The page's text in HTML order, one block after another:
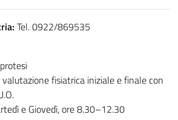
Tel. 0922/869535
valutazione fisiatrica iniziale e finale con
e Giovedì, ore 8.30–12.30